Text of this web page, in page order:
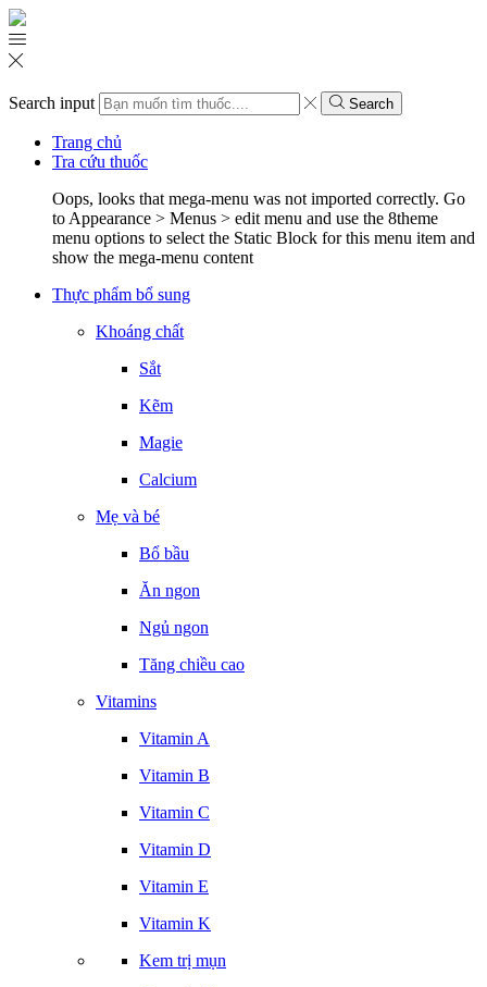
Search input Search
Trang chủ
Tra cứu thuốc
Oops, looks that mega-menu was not imported correctly. Go
to Appearance > Menus > edit menu and use the 8theme
menu options to select the Static Block for this menu item and
show the mega-menu content
Thực phẩm bổ sung
Khoáng chất
Sắt
Kẽm
Magie
Calcium
Mẹ và bé
Bổ bầu
Ăn ngon
Ngủ ngon
Tăng chiều cao
Vitamins
Vitamin A
Vitamin B
Vitamin C
Vitamin D
Vitamin E
Vitamin K
Kem trị mụn